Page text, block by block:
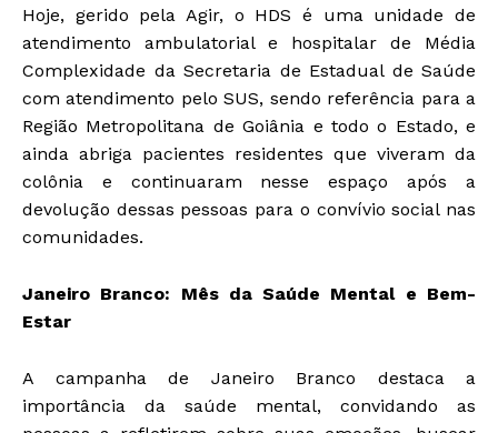
Hoje, gerido pela Agir, o HDS é uma unidade de
atendimento ambulatorial e hospitalar de Média
Complexidade da Secretaria de Estadual de Saúde
com atendimento pelo SUS, sendo referência para a
Região Metropolitana de Goiânia e todo o Estado, e
ainda abriga pacientes residentes que viveram da
colônia e continuaram nesse espaço após a
devolução dessas pessoas para o convívio social nas
comunidades.
Janeiro Branco: Mês da Saúde Mental e Bem-
Estar
A campanha de Janeiro Branco destaca a
importância da saúde mental, convidando as